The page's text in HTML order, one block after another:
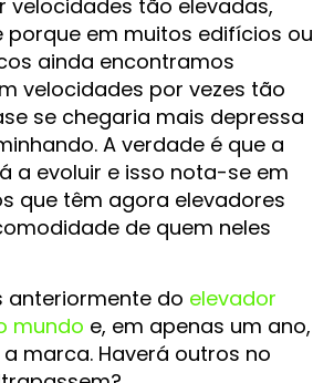
velocidades tão elevadas,
porque em muitos edifícios ou
ainda encontramos
velocidades por vezes tão
se chegaria mais depressa
A verdade é que a
a evoluir e isso nota-se em
que têm agora elevadores
de quem neles
anteriormente do elevador
mundo e, em apenas um ano,
marca. Haverá outros no